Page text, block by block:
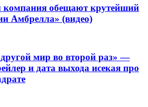
обещают крутейший
Амбрелла» (видео)
мир во второй раз» —
и дата выхода исекая про